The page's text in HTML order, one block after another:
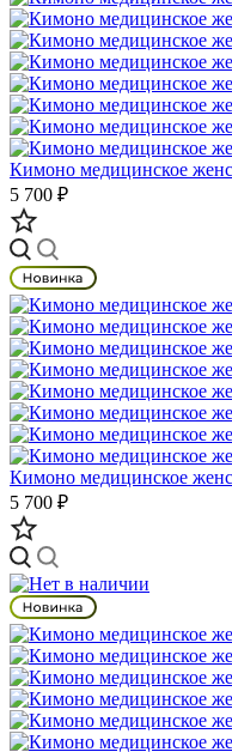
Кимоно медицинское
5 700 ₽
Кимоно медицинское
5 700 ₽